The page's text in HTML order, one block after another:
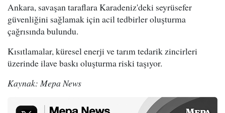
Ankara, savaşan taraflara Karadeniz'deki seyrüsefer
güvenliğini sağlamak için acil tedbirler oluşturma
çağrısında bulundu.
Kısıtlamalar, küresel enerji ve tarım tedarik zincirleri
üzerinde ilave baskı oluşturma riski taşıyor.
Kaynak: Mepa News